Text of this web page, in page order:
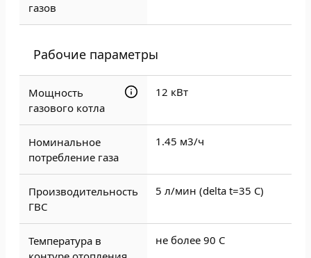
газов
Рабочие параметры
Мощность
газового котла
12 кВт
Номинальное
потребление газа
1.45 м3/ч
Производительность
ГВС
5 л/мин (delta t=35 C)
Температура в
не более 90 С